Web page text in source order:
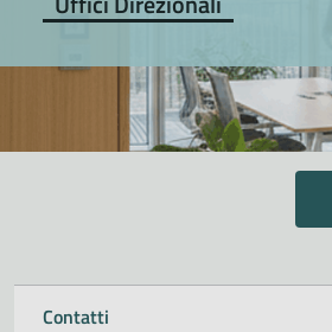
Contatti